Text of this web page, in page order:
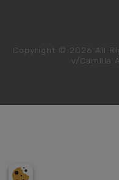
Copyright © 2026 All
v/Camilla